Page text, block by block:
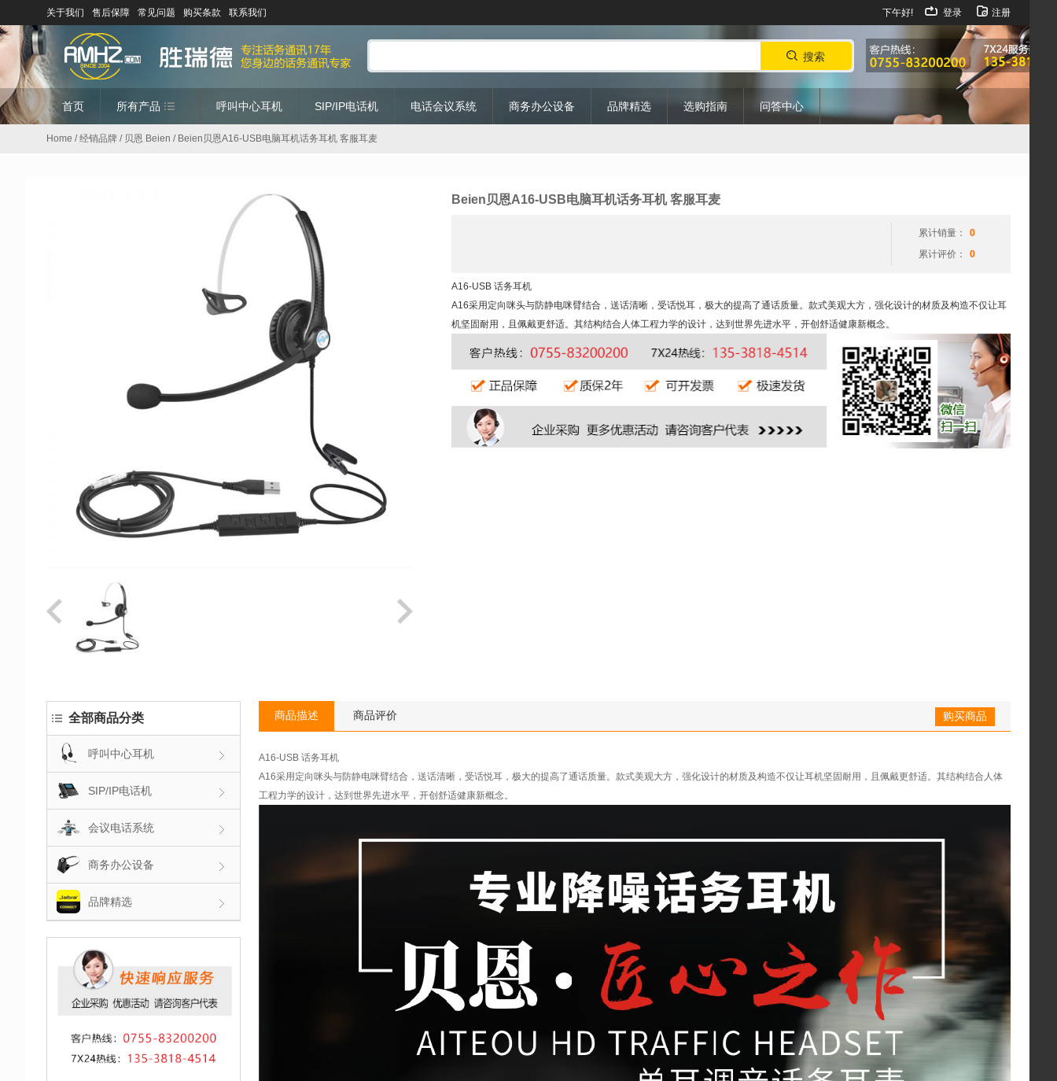
关于我们 售后保障 常见问题 购买条款 联系我们 下午好! 登录 注册
搜索
首页 所有产品 呼叫中心耳机 SIP/IP电话机 电话会议系统 商务办公设备 品牌精选 选购指南 问答中心
Home /经销品牌 / 贝恩 Beien / Beien贝恩A16-USB电脑耳机话务耳机 客服耳麦
Beien贝恩A16-USB电脑耳机话务耳机 客服耳麦
累计销量：
0
累计评价：
0
A16-USB 话务耳机
A16采用定向咪头与防静电咪臂结合，送话清晰，受话悦耳，极大的提高了通话质量。款式美观大方，强化设计的材质及构造不仅让耳
机坚固耐用，且佩戴更舒适。其结构结合人体工程力学的设计，达到世界先进水平，开创舒适健康新概念。
商品描述 商品评价 购买商品
A16-USB 话务耳机
A16采用定向咪头与防静电咪臂结合，送话清晰，受话悦耳，极大的提高了通话质量。款式美观大方，强化设计的材质及构造不仅让耳机坚固耐用，且佩戴更舒适。其结构结合人体
工程力学的设计，达到世界先进水平，开创舒适健康新概念。
全部商品分类
呼叫中心耳机
SIP/IP电话机
会议电话系统
商务办公设备
品牌精选